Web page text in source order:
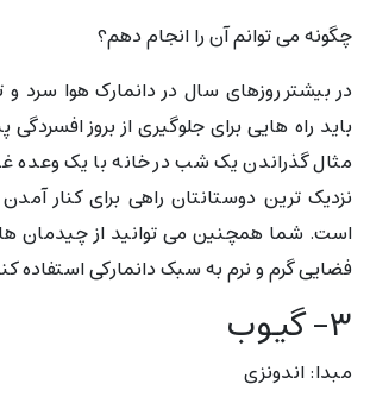
چگونه می توانم آن را انجام دهم؟
در بیشتر روزهای سال در دانمارک هوا سرد
باید راه هایی برای جلوگیری از بروز افسردگی
مثال گذراندن یک شب در خانه با یک وعده
نزدیک ترین دوستانتان راهی برای کنار
است. شما همچنین می توانید از چیدمان
فضایی گرم و نرم به سبک دانمارکی استفاده
۳- گیوب
مبدا: اندونزی